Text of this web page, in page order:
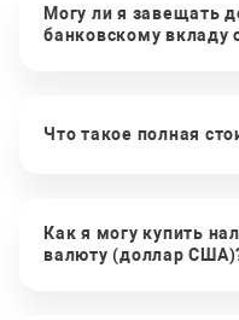
Могу ли я завещать
банковскому вкладу
Что такое полная
Как я могу купить
валюту (доллар